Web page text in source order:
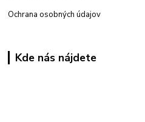
Ochrana osobných údajov
Kde nás nájdete